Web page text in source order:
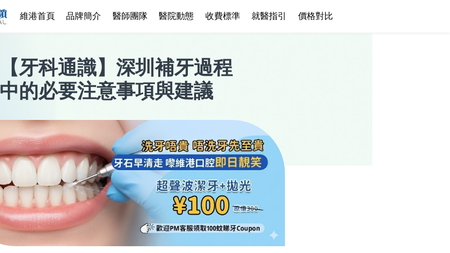
維港首頁 品牌簡介 醫師團隊 醫院動態 收費標準 就醫指引 價格對比
【牙科通識】 深圳補牙過程
中的必要注意事項與建議